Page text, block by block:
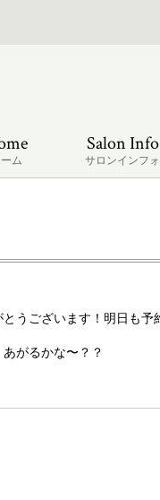
ム
Salon Info
サロンインフォ
うございます！明日も
がるかな〜？？